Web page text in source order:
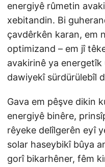
energiyê rûmetin
xebitandin. Bi
çavdêrkên karan, em
optimizand – em jî
avakirinê ya
dawiyekî sürdürülebîl
Gava em pêşve dikin
energiyê binêre,
rêyeke delîlgerên eyî
solar haseybikî bûya
gorî bikarhêner, fêm